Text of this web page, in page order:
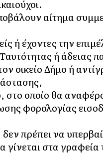
αίτημα
ή έχοντες την
ή άδειας
οικείο Δήμο ή
οποίο θα
φορολογίας
πρέπει να
στα